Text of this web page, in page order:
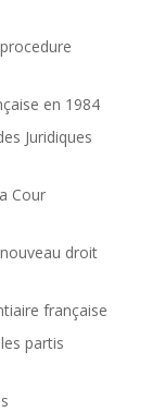
en 1984
Juridiques
Cour
droit
française
partis